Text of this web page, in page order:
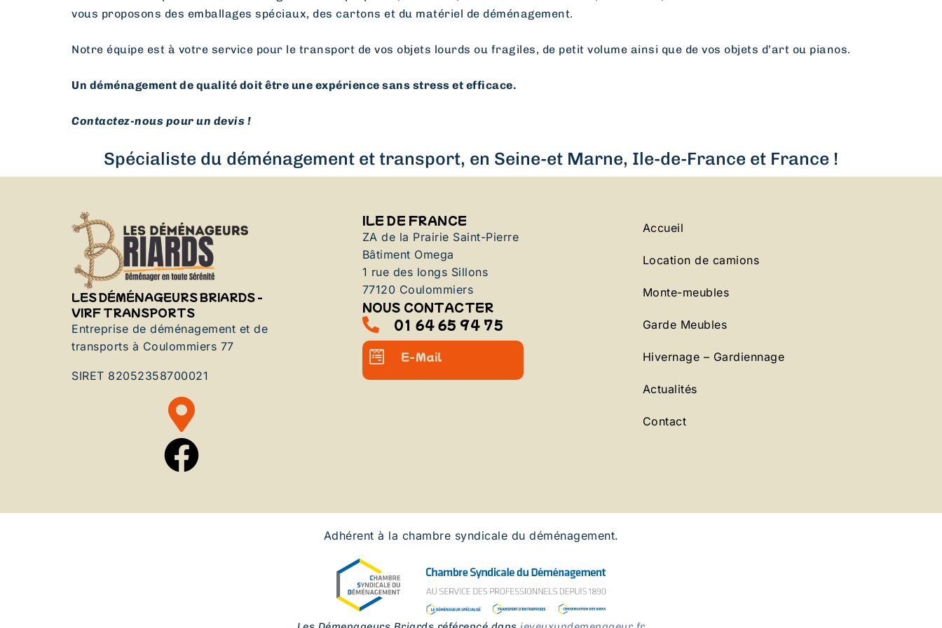
vous proposons des emballages spéciaux, des cartons et du matériel de déménagement.
Notre équipe est à votre service pour le transport de vos objets lourds ou fragiles, de petit volume ainsi que de vos objets d’art ou pianos.
Un déménagement de qualité doit être une expérience sans stress et efficace.
Contactez-nous pour un devis !
Spécialiste du déménagement et transport, en Seine-et Marne, Ile-de-France et France !
LES DÉMÉNAGEURS BRIARDS -
VIRF TRANSPORTS
Entreprise de déménagement et de
transports à Coulommiers 77
SIRET 82052358700021
ILE DE FRANCE
ZA de la Prairie Saint-Pierre
Bâtiment Omega
1 rue des longs Sillons
77120 Coulommiers
NOUS CONTACTER
01 64 65 94 75
E-Mail
Accueil
Location de camions
Monte-meubles
Garde Meubles
Hivernage – Gardiennage
Actualités
Contact
Adhérent à la chambre syndicale du déménagement.